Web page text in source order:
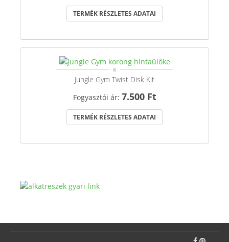
TERMÉK RÉSZLETES ADATAI
Jungle Gym Twist Disk Kit
Fogyasztói ár: 7.500 Ft
TERMÉK RÉSZLETES ADATAI